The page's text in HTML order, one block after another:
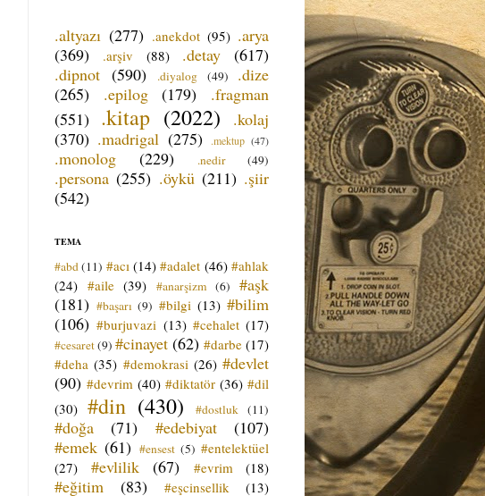
.altyazı (277) .anekdot (95) .arya
(369)
.arşiv (88) .detay
(617)
.dipnot (590) .diyalog (49)
.dize
(265)
.epilog (179)
.fragman
(551) .kitap (2022)
.kolaj
(370) .madrigal (275) .mektup (47)
.monolog (229) .nedir (49)
.persona (255) .öykü (211) .şiir
(542)
TEMA
#abd (11) #acı (14) #adalet (46) #ahlak
(24) #aile (39) #anarşizm (6)
#aşk
(181) #başarı (9) #bilgi (13) #bilim
(106) #burjuvazi (13) #cehalet (17)
#cesaret(9) #cinayet (62) #darbe (17)
#deha (35) #demokrasi (26) #devlet
(90) #devrim (40) #diktatör (36) #dil
(30) #din (430) #dostluk (11)
#doğa (71) #edebiyat
(107)
#emek (61) #ensest (5) #entelektüel
(27)
#evlilik (67) #evrim (18)
#eğitim (83) #eşcinsellik (13)